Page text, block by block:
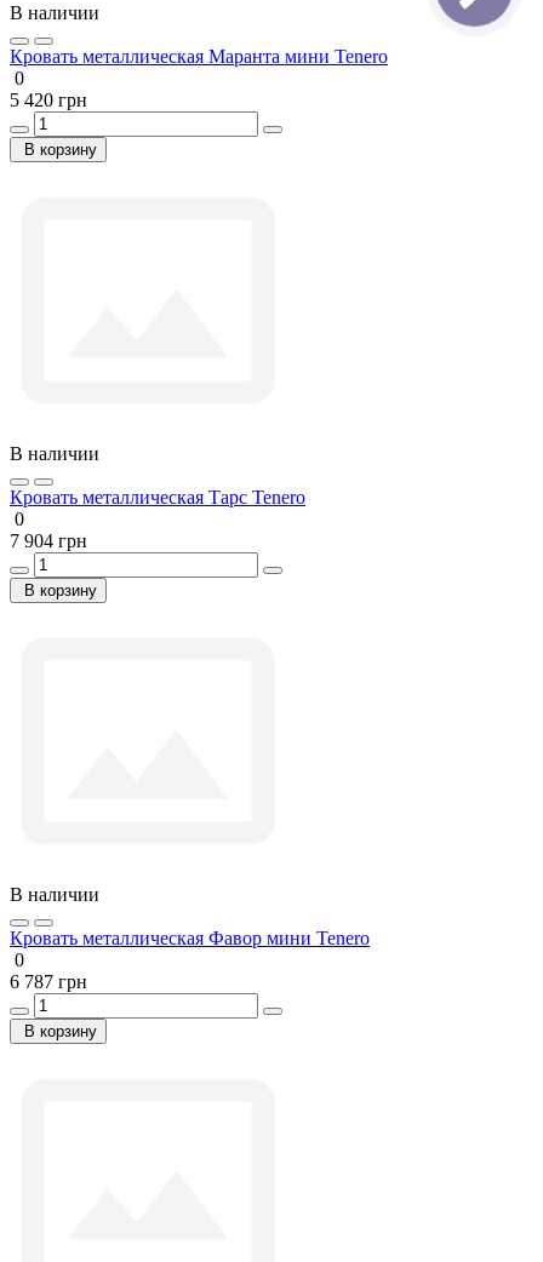
В наличии
Кровать металлическая Маранта мини Tenero
0
5 420 грн
В корзину
В наличии
Кровать металлическая Тарс Tenero
0
7 904 грн
В корзину
В наличии
Кровать металлическая Фавор мини Tenero
0
6 787 грн
В корзину